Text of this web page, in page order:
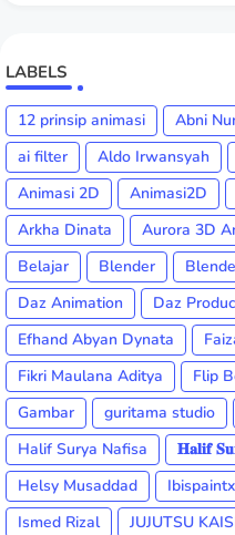
LABELS
12 prinsip animasi Abni
ai filter
Aldo Irwansyah
Animasi 2D
Animasi2D
Arkha Dinata
Aurora 3D
Belajar
Blender
Daz Animation
Daz
Efhand Abyan Dynata
Fikri Maulana Aditya
Flip
Gambar
guritama studio
Halif Surya Nafisa
𝐇𝐚𝐥𝐢𝐟
Helsy Musaddad
Ibispaintx
Ismed Rizal
JUJUTSU